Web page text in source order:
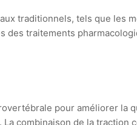
traditionnels, tels que les
traitements
pour améliorer
combinaison de la